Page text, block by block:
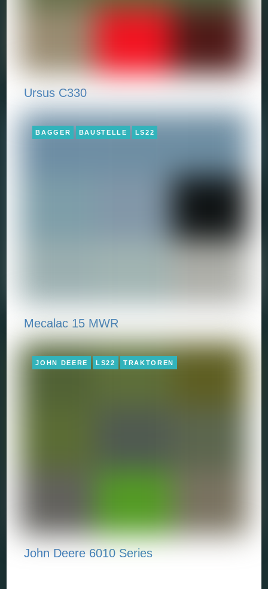
Ursus C330
BAGGER BAUSTELLE LS22
Mecalac 15 MWR
JOHN DEERE LS22 TRAKTOREN
John Deere 6010 Series